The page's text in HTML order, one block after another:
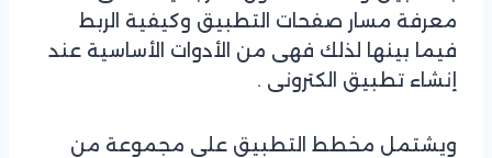
معرفة مسار صفحات التطبيق وكيفية الربط
فيما بينها لذلك فهى من الأدوات الأساسية عند
إنشاء تطبيق الكترونى .
ويشتمل مخطط التطبيق على مجموعة من